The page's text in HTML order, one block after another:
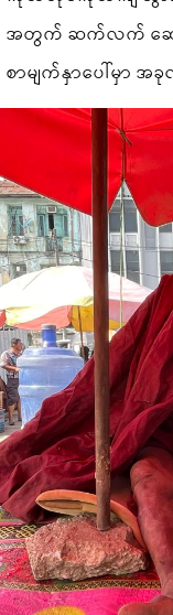
အတွက် ဆက်လက် ဆော
စာမျက်နှာပေါ်မှာ အ